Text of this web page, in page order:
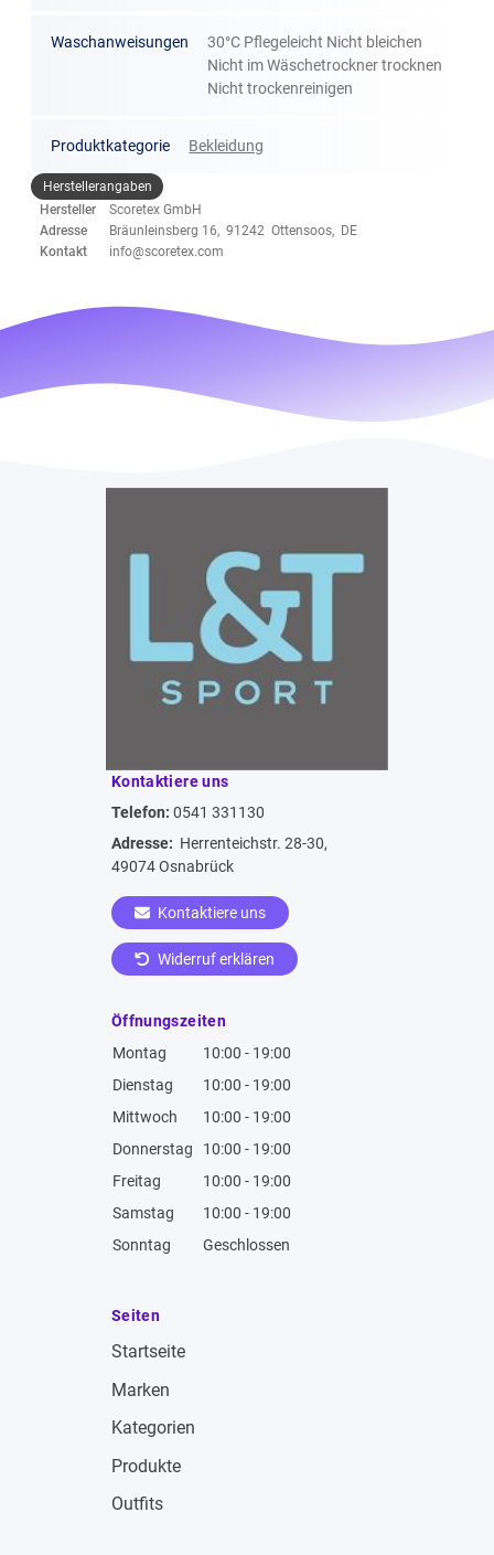
Waschanweisungen
30°C Pflegeleicht Nicht bleichen
Nicht im Wäschetrockner trocknen
Nicht trockenreinigen
Produktkategorie Bekleidung
Herstellerangaben
Hersteller
Scoretex GmbH
Adresse
Bräunleinsberg 16, 91242 Ottensoos, DE
Kontakt
info@scoretex.com
Kontaktiere uns
Telefon: 0541 331130
Adresse: Herrenteichstr. 28-30,
49074 Osnabrück
Kontaktiere uns
Widerruf erklären
Öffnungszeiten
Montag
10:00 - 19:00
Dienstag
10:00 - 19:00
Mittwoch
10:00 - 19:00
Donnerstag
10:00 - 19:00
Freitag
10:00 - 19:00
Samstag
10:00 - 19:00
Sonntag
Geschlossen
Seiten
Startseite
Marken
Kategorien
Produkte
Outfits